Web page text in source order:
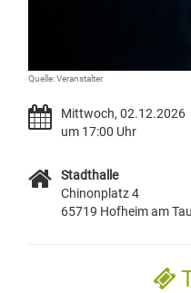
Quelle: Veranstalter
Mittwoch, 02.12.2026
um 17:00 Uhr
Stadthalle
Chinonplatz 4
65719 Hofheim am